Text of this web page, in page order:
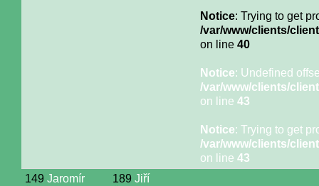
Notice: Trying to get
/var/www/clients/
on line 40
Notice: Undefined
/var/www/clients/
on line 43
Notice: Trying to get
/var/www/clients/
on line 43
149 Jaromír
189 Jiří